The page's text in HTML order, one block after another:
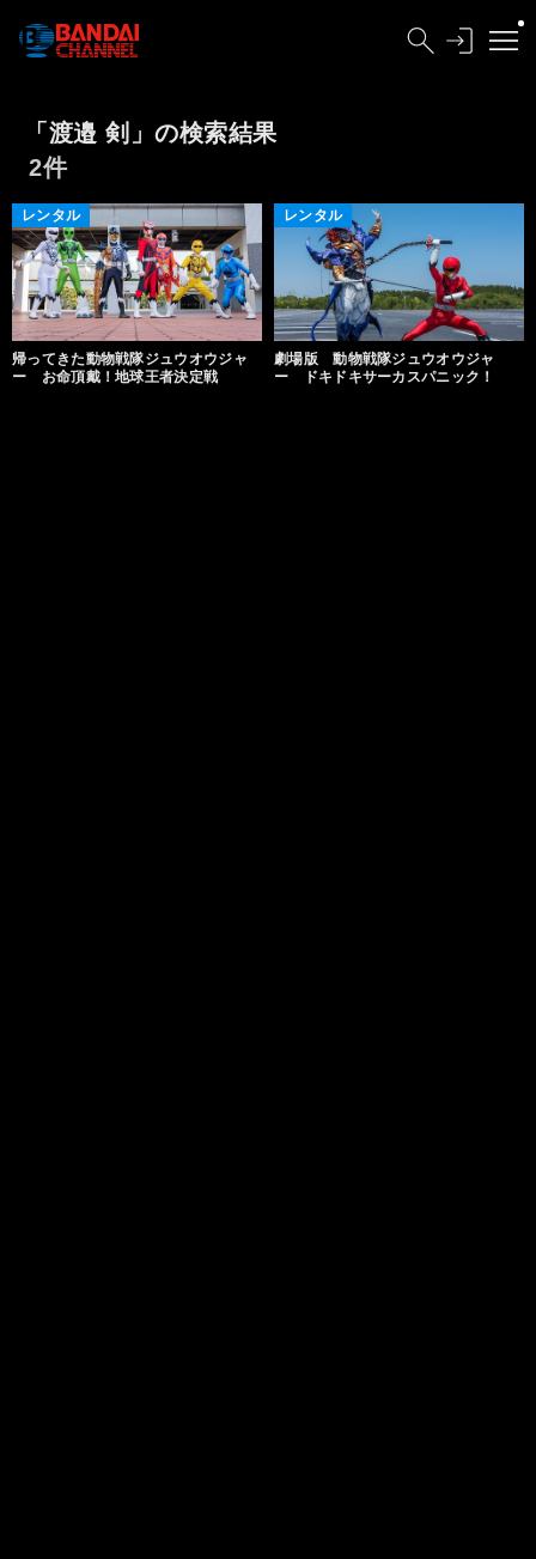
「渡邉 剣」の検索結果
2件
レンタル
帰ってきた動物戦隊ジュウオウジャ
ー お命頂戴！地球王者決定戦
レンタル
劇場版 動物戦隊ジュウオウジャ
ー ドキドキサーカスパニック！